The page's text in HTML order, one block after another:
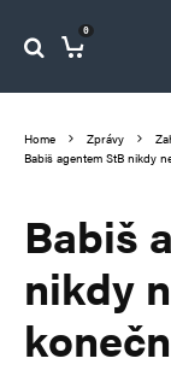
0
Home Zprávy
Babiš agentem StB nikdy
Babiš
nikdy